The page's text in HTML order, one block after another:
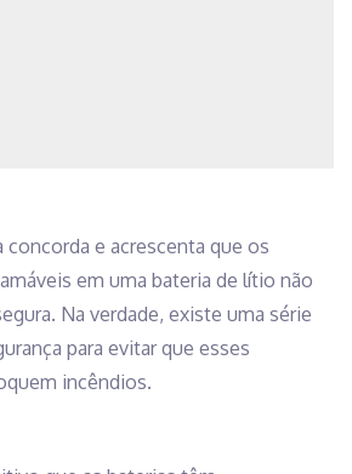
concorda e acrescenta que os
em uma bateria de lítio não
Na verdade, existe uma série
para evitar que esses
incêndios.